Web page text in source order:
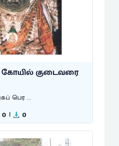
கோயில் குடைவரை
பெர ...
0 | 0